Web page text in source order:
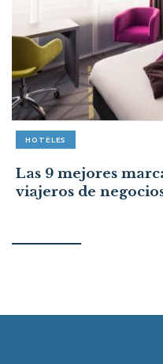
HOTELES
Las 9 mejores
viajeros de